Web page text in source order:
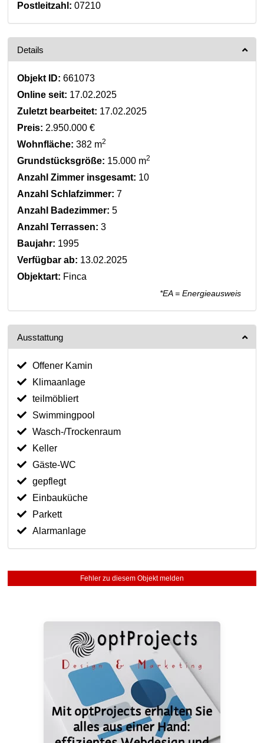
Postleitzahl: 07210
Details
Objekt ID: 661073
Online seit: 17.02.2025
Zuletzt bearbeitet: 17.02.2025
Preis: 2.950.000 €
Wohnfläche: 382 m2
Grundstücksgröße: 15.000 m2
Anzahl Zimmer insgesamt: 10
Anzahl Schlafzimmer: 7
Anzahl Badezimmer: 5
Anzahl Terrassen: 3
Baujahr: 1995
Verfügbar ab: 13.02.2025
Objektart: Finca
*EA = Energieausweis
Ausstattung
Offener Kamin
Klimaanlage
teilmöbliert
Swimmingpool
Wasch-/Trockenraum
Keller
Gäste-WC
gepflegt
Einbauküche
Parkett
Alarmanlage
Fehler zu diesem Objekt melden